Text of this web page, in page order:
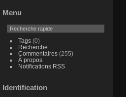
Menu
Tags(0)
Recherche
Commentaires(255)
À propos
Notifications RSS
Identification